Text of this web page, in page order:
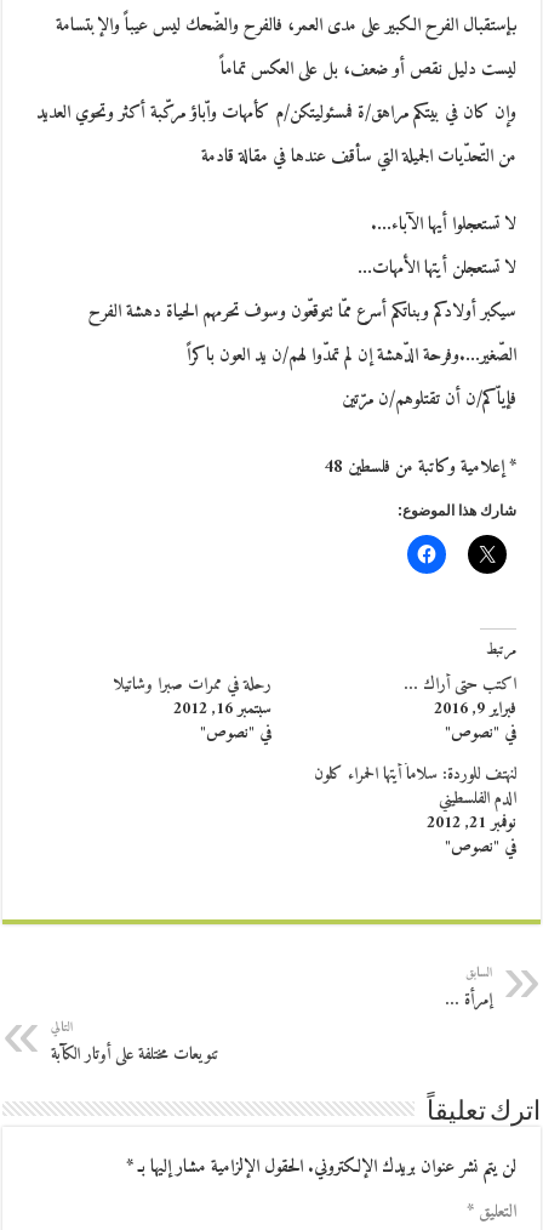
بإستقبال الفرح الكبير على مدى العمر، فالفرح والضّحك ليس عيباً والإبتسامة
ليست دليل نقص أو ضعف، بل على العكس تماماً
وإن كان في بيتكم مراهق/ة فمسئوليتكن/م كأمهات واّباؤ مركّبة أكثر وتحوي العديد
من التّحدّيات الجميلة التي سأقف عندها في مقالة قادمة
لا تستعجلوا أيها الآباء….
لا تستعجلن أيتها الأمهات…
سيكبر أولادكم وبناتكم أسرع ممّا تتوقعّون وسوف تحرمهم الحياة دهشة الفرح
الصّغير….وفرحة الدّهشة إن لم تمدّوا لهم/ن يد العون باكراً
فإياّكم/ن أن تقتلوهم/ن مرّتين
* إعلامية وكاتبة من فلسطين 48
شارك هذا الموضوع:
مرتبط
اكتب حتى أراك …
فبراير 9, 2016
في "نصوص"
رحلة في ممرات صبرا وشاتيلا
سبتمبر 16, 2012
في "نصوص"
لنهتف للوردة: سلاماً أيتها الحمراء كلون
الدم الفلسطيني
نوفمبر 21, 2012
في "نصوص"
السابق
إمرأة …
التالي
تنويعات مختلفة على أوتار الكآبة
اترك تعليقاً
لن يتم نشر عنوان بريدك الإلكتروني.الحقول الإلزامية مشار إليها بـ*
التعليق*